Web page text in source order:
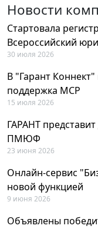
Новости
Стартовала
Всероссийский
30 июля 2026
В "Гарант
поддержка MCP
15 июля 2026
ГАРАНТ
ПМЮФ
23 июня 2026
Онлайн-сервис
новой функцией
9 июня 2026
Объявлены